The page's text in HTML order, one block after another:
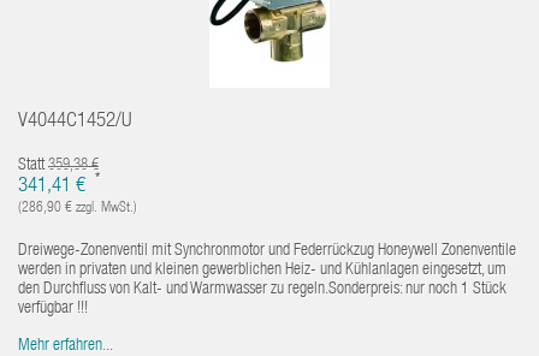
V4044C1452/U
Statt359,38 €
341,41 € *
(286,90 € zzgl. MwSt.)
Dreiwege-Zonenventil mit Synchronmotor und Federrückzug Honeywell Zonenventile
werden in privaten und kleinen gewerblichen Heiz- und Kühlanlagen eingesetzt, um
den Durchfluss von Kalt- und Warmwasser zu regeln.Sonderpreis: nur noch 1 Stück
verfügbar !!!
Mehr erfahren...